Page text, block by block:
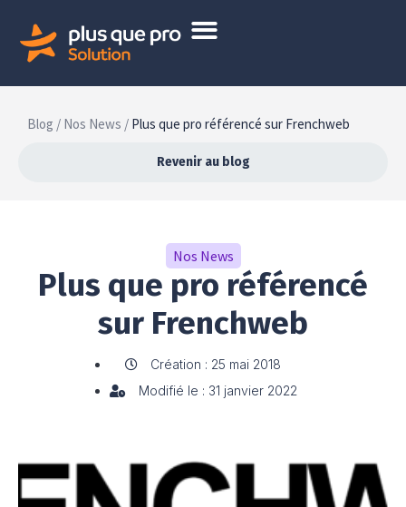
Blog / Nos News / Plus que pro référencé sur Frenchweb
Revenir au blog
Nos News
Plus que pro référencé
sur Frenchweb
Création : 25 mai 2018
Modifié le : 31 janvier 2022